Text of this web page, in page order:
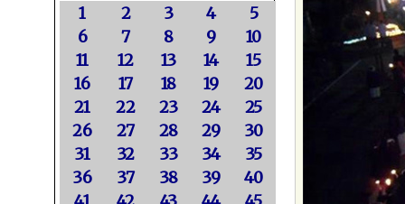
1 2 3 4
5
6
7 8 9
10
11
12 13 14
15
16
17 18 19
20
21
22 23 24
25
26
27 28 29
30
31
32 33 34
35
36
37 38 39
40